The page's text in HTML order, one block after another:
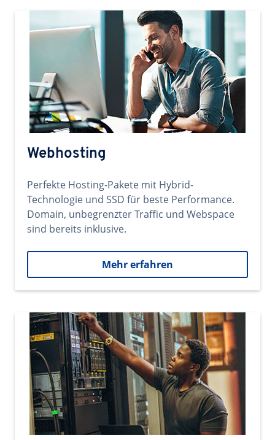
Webhosting
Perfekte Hosting-Pakete mit Hybrid-
Technologie und SSD für beste Performance.
Domain, unbegrenzter Traffic und Webspace
sind bereits inklusive.
Mehr erfahren